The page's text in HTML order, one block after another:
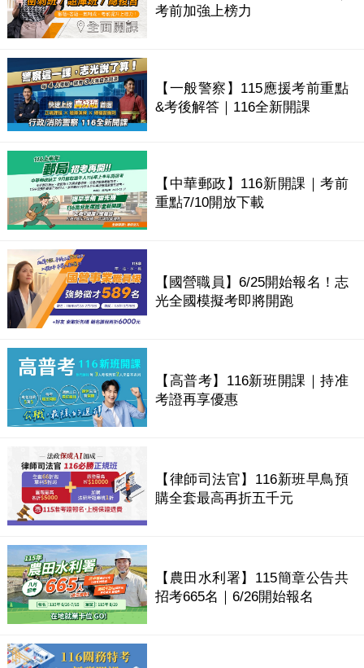
考前加強上榜力
【一般警察】115應援考前重點
&考後解答｜116全新開課
【中華郵政】116新開課｜考前
重點7/10開放下載
【國營職員】6/25開始報名！志
光全國模擬考即將開跑
【高普考】116新班開課｜持准
考證再享優惠
【律師司法官】116新班早鳥預
購全套最高再折五千元
【農田水利署】115簡章公告共
招考665名｜6/26開始報名